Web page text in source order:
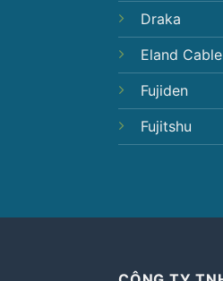
Draka
Eland Cable
Fujiden
Fujitshu